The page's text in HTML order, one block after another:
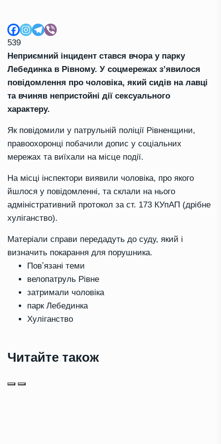
539
Неприємний інцидент стався вчора у парку
Лебединка в Рівному. У соцмережах з’явилося
повідомлення про чоловіка, який сидів на лавці
та вчиняв непристойні дії сексуального
характеру.
Як повідомили у патрульній поліції Рівненщини,
правоохоронці побачили допис у соціальних
мережах та виїхали на місце події.
На місці інспектори виявили чоловіка, про якого
йшлося у повідомленні, та склали на нього
адміністративний протокол за ст. 173 КУпАП (дрібне
хуліганство).
Матеріали справи передадуть до суду, який і
визначить покарання для порушника.
Повʼязані теми
велопатруль Рівне
затримали чоловіка
парк Лебединка
Хуліганство
Читайте також